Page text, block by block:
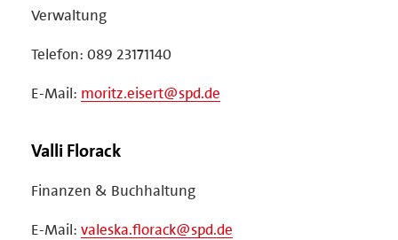
Verwaltung
Telefon: 089 23171140
E-Mail: moritz.eisert@spd.de
Valli Florack
Finanzen & Buchhaltung
E-Mail: valeska.florack@spd.de